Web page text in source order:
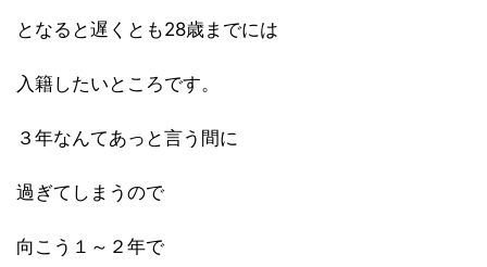
となると遅くとも28歳までには
入籍したいところです。
３年なんてあっと言う間に
過ぎてしまうので
向こう１～２年で